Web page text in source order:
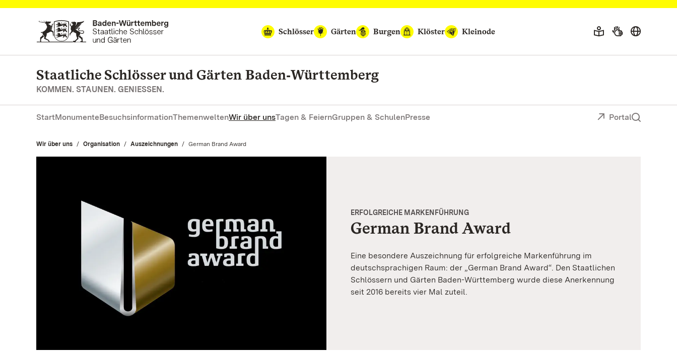
Zum Hauptinhalt springen
Schlösser
Gärten Burgen Klöster Kleinode
Staatliche Schlösser und Gärten Baden‑Württemberg
KOMMEN. STAUNEN. GENIESSEN.
StartMonumenteBesuchsinformationThemenweltenWir über unsTagen & FeiernGruppen & SchulenPresse Portal
Wir über uns Organisation Auszeichnungen Aktuell:
German Brand Award
ERFOLGREICHE MARKENFÜHRUNG
German Brand Award
Eine besondere Auszeichnung für erfolgreiche Markenführung im
deutschsprachigen Raum: der „German Brand Award“. Den Staatlichen
Schlössern und Gärten Baden-Württemberg wurde diese Anerkennung
seit 2016 bereits vier Mal zuteil.